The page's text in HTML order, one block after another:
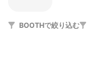
BOOTHで絞り込む